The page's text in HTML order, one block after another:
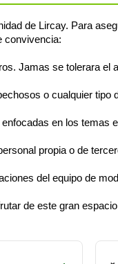
de Lircay. Para
convivencia:
Jamas se tolerara el
o cualquier tipo
en los temas
propia o de
del equipo de
de este gran